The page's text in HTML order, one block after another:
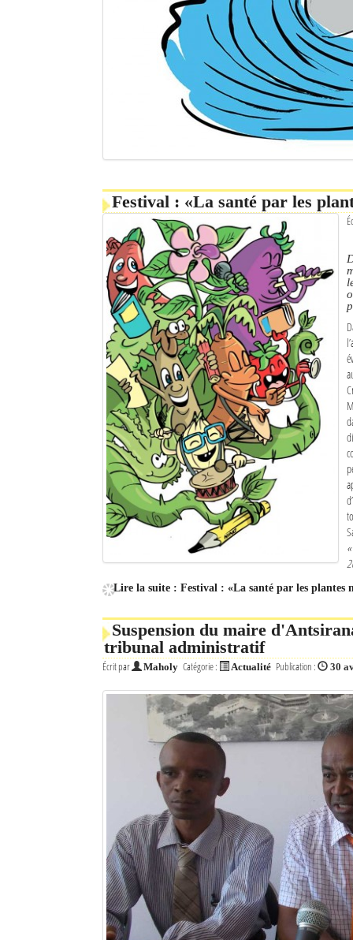
Festival : «La santé par les
Lire la suite : Festival : «La santé par les plantes
Suspension du maire
tribunal administratif
Écrit par Maholy Catégorie : Actualité Publication : 30